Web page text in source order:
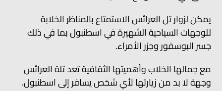
يمكن لزوار تل العرائس الاستمتاع بالمناظر الخلابة
للوجهات السياحية الشهيرة في اسطنبول بما في ذلك
جسر البوسفور وجزر الأمراء.
مع جمالها الخلاب وأهميتها الثقافية تعد تلة العرائس
وجهة لا بد من زيارتها لأي شخص يسافر إلى اسطنبول.